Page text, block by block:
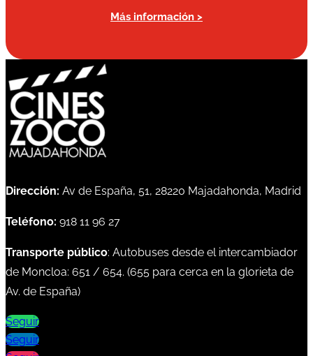
Más información >
Dirección: Av de España, 51, 28220 Majadahonda, Madrid
Teléfono: 918 11 96 27
Transporte público: Autobuses desde el intercambiador
de Moncloa: 651 / 654. (655 para cerca en la glorieta de
Av. de España)
Seguir
Seguir